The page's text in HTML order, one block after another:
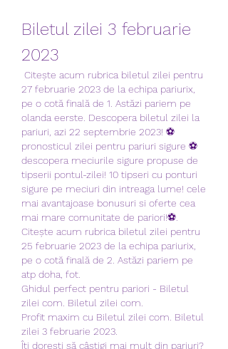
Biletul zilei 3 februarie
2023
27 februarie 2023 de la echipa pariurix,
pe o cotă finală de 1. Astăzi pariem pe
olanda eerste. Descopera biletul zilei la
pariuri, azi 22 septembrie 2023! ⚽
pronosticul zilei pentru pariuri sigure ⚽
descopera meciurile sigure propuse de
tipserii pontul-zilei! 10 tipseri cu ponturi
sigure pe meciuri din intreaga lume! cele
mai avantajoase bonusuri si oferte cea
mai mare comunitate de pariori!⚽.
Citește acum rubrica biletul zilei pentru
25 februarie 2023 de la echipa pariurix,
pe o cotă finală de 2. Astăzi pariem pe
atp doha, fot.
Ghidul perfect pentru pariori - Biletul
zilei com. Biletul zilei com.
Profit maxim cu Biletul zilei com. Biletul
zilei 3 februarie 2023.
Îți dorești să câștigi mai mult din pariuri?